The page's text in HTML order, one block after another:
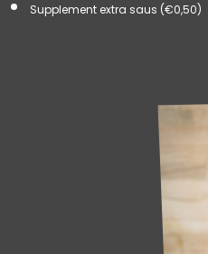
Supplement extra saus (€0,50)